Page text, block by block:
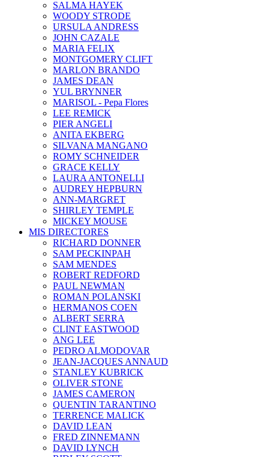
SALMA HAYEK
WOODY STRODE
URSULA ANDRESS
JOHN CAZALE
MARIA FELIX
MONTGOMERY CLIFT
MARLON BRANDO
JAMES DEAN
YUL BRYNNER
MARISOL - Pepa Flores
LEE REMICK
PIER ANGELI
ANITA EKBERG
SILVANA MANGANO
ROMY SCHNEIDER
GRACE KELLY
LAURA ANTONELLI
AUDREY HEPBURN
ANN-MARGRET
SHIRLEY TEMPLE
MICKEY MOUSE
MIS DIRECTORES
RICHARD DONNER
SAM PECKINPAH
SAM MENDES
ROBERT REDFORD
PAUL NEWMAN
ROMAN POLANSKI
HERMANOS COEN
ALBERT SERRA
CLINT EASTWOOD
ANG LEE
PEDRO ALMODOVAR
JEAN-JACQUES ANNAUD
STANLEY KUBRICK
OLIVER STONE
JAMES CAMERON
QUENTIN TARANTINO
TERRENCE MALICK
DAVID LEAN
FRED ZINNEMANN
DAVID LYNCH